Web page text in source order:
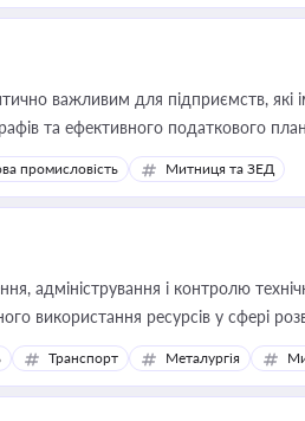
важливим для підприємств, які
та ефективного податкового
промисловість Митниця та ЗЕД
адміністрування і контролю
використання ресурсів у сфері
Транспорт Металургія